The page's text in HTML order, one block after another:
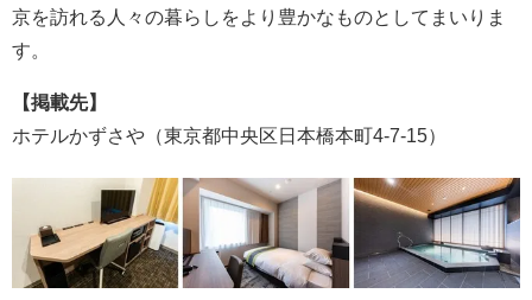
京を訪れる人々の暮らしをより豊かなものとしてまいりま
す。
【掲載先】
ホテルかずさや（東京都中央区日本橋本町4-7-15）